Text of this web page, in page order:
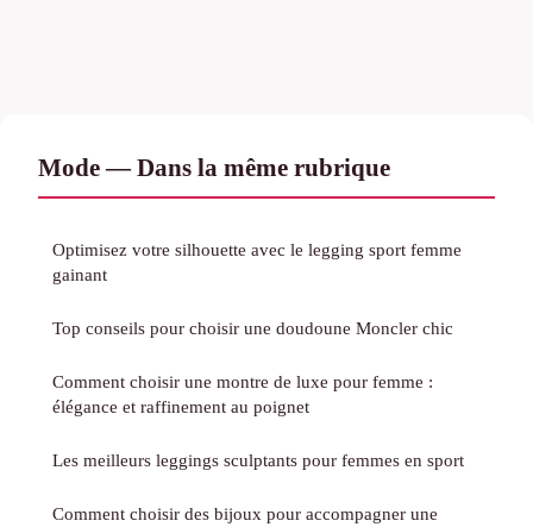
Mode — Dans la même rubrique
Optimisez votre silhouette avec le legging sport femme
gainant
Top conseils pour choisir une doudoune Moncler chic
Comment choisir une montre de luxe pour femme :
élégance et raffinement au poignet
Les meilleurs leggings sculptants pour femmes en sport
Comment choisir des bijoux pour accompagner une